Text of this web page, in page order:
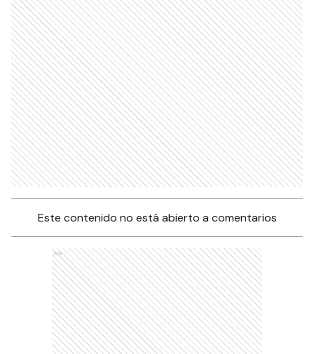
Este contenido no está abierto a comentarios
Ads